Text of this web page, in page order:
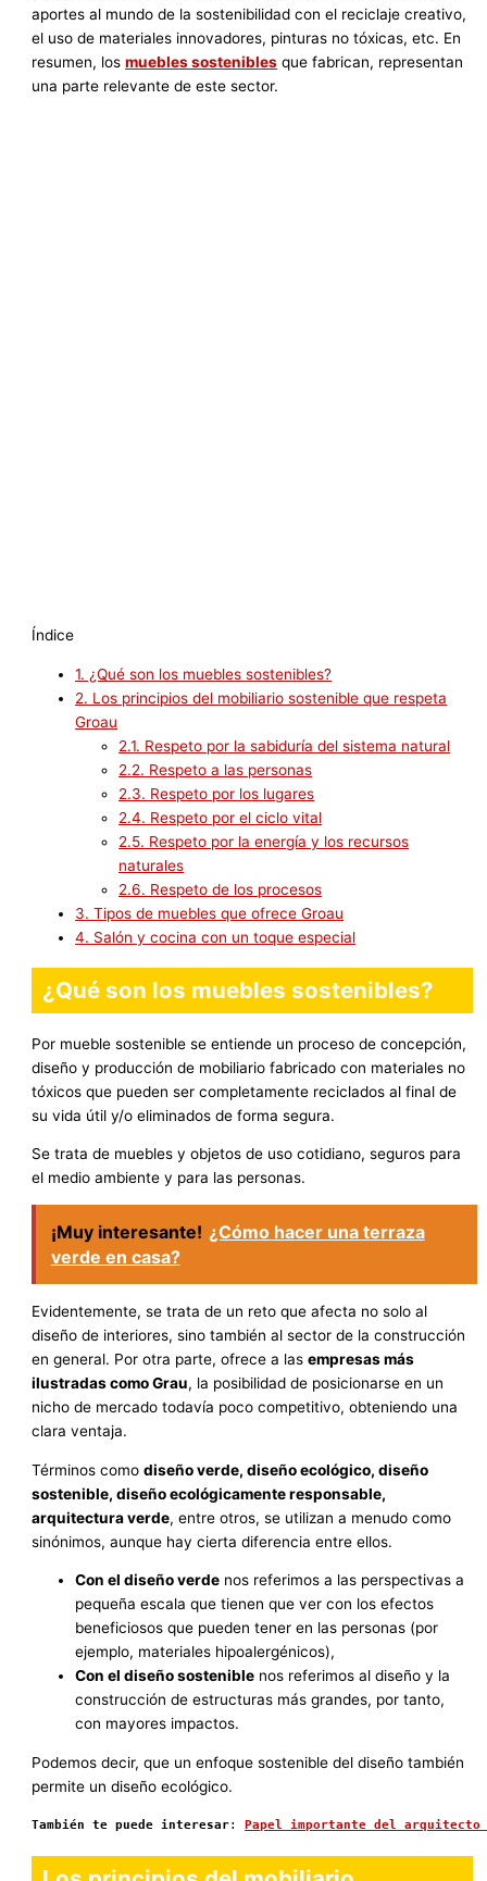
aportes al mundo de la sostenibilidad con el reciclaje creativo,
el uso de materiales innovadores, pinturas no tóxicas, etc. En
resumen, losmuebles sostenibles que fabrican, representan
una parte relevante de este sector.
Índice
1. ¿Qué son los muebles sostenibles?
2. Los principios del mobiliario sostenible que respeta
Groau
2.1. Respeto por la sabiduría del sistema natural
2.2. Respeto a las personas
2.3. Respeto por los lugares
2.4. Respeto por el ciclo vital
2.5. Respeto por la energía y los recursos
naturales
2.6. Respeto de los procesos
3. Tipos de muebles que ofrece Groau
4. Salón y cocina con un toque especial
¿Qué son los muebles sostenibles?
Por mueble sostenible se entiende un proceso de concepción,
diseño y producción de mobiliario fabricado con materiales no
tóxicos que pueden ser completamente reciclados al final de
su vida útil y/o eliminados de forma segura.
Se trata de muebles y objetos de uso cotidiano, seguros para
el medio ambiente y para las personas.
¡Muy interesante! ¿Cómo hacer una terraza
verde en casa?
Evidentemente, se trata de un reto que afecta no solo al
diseño de interiores, sino también al sector de la construcción
en general. Por otra parte, ofrece a lasempresas más
ilustradas como Grau, la posibilidad de posicionarse en un
nicho de mercado todavía poco competitivo, obteniendo una
clara ventaja.
Términos comodiseño verde, diseño ecológico, diseño
sostenible, diseño ecológicamente responsable,
arquitectura verde, entre otros, se utilizan a menudo como
sinónimos, aunque hay cierta diferencia entre ellos.
Con el diseño verde nos referimos a las perspectivas a
pequeña escala que tienen que ver con los efectos
beneficiosos que pueden tener en las personas (por
ejemplo, materiales hipoalergénicos),
Con el diseño sostenible nos referimos al diseño y la
construcción de estructuras más grandes, por tanto,
con mayores impactos.
Podemos decir, que un enfoque sostenible del diseño también
permite un diseño ecológico.
También te puede interesar: Papel importante del